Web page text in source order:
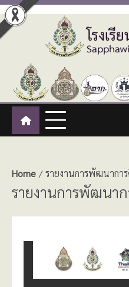
Skip
to
content
โรงเรียนสร
:: โรงเรียนสรร
Home รายงานการพัฒนากา
รายงานการพัฒนา